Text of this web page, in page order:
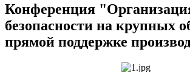
Конференция
безопасности на крупных
прямой поддержке